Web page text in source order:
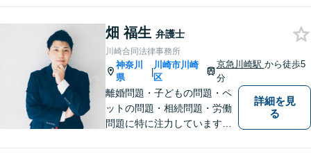
事故／相続／離婚／労働／債
務整理／刑事事件／企業法務
など、幅広く対応。【当日／
夜間／休日対応可能】お気軽
にご相談下さい。
畑 福生 弁護士
川崎合同法律事務所
神奈川
県
|
川崎市川崎
区
京急川崎駅 から徒歩5
分
離婚問題・子どもの問題・ペ
ットの問題・相続問題・労働
問題に特に注力しています。
詳細を見
る